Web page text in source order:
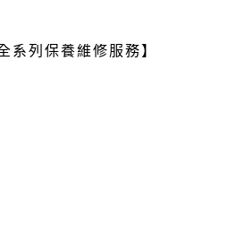
系列保養維修服務】